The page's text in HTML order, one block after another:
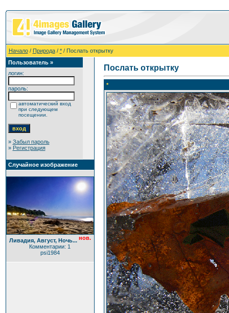
Начало/ Природа/ */ Послать открытку
Пользователь »
логин:
пароль:
автоматический вход
при следующем
посещении.
» Забыл пароль
» Регистрация
Случайное изображение
Ливадия, Август, Ночь... нов.
Комментарии: 1
psi1984
Послать открытку
*